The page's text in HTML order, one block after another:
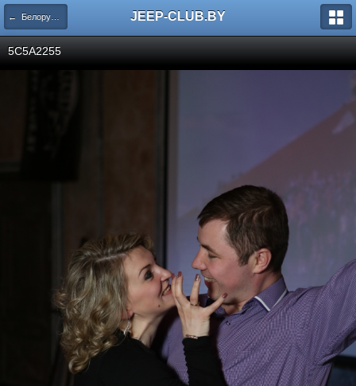
← Белорусскому Jeep клубу - 5 лет! JEEP-CLUB.BY
5C5A2255